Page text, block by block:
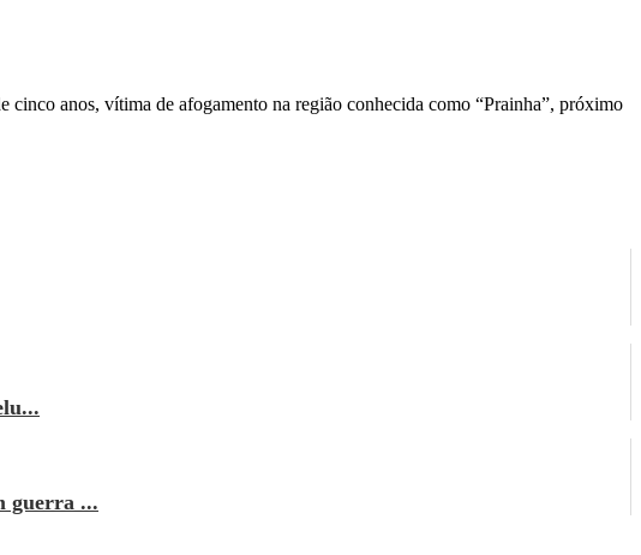
anos, vítima de afogamento na região conhecida como “Prainha”, próximo
guerra ...